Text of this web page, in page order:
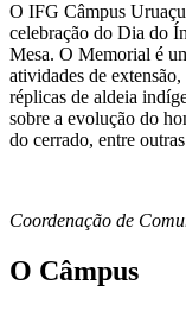
O IFG Câmpus
celebração do Dia do
Mesa. O Memorial é
atividades de
réplicas de aldeia
sobre a evolução do
do cerrado, entre
Coordenação de
O Câmpus